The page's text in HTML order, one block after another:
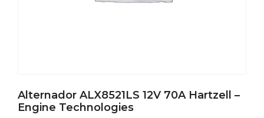
Alternador ALX8521LS 12V 70A Hartzell –
Engine Technologies